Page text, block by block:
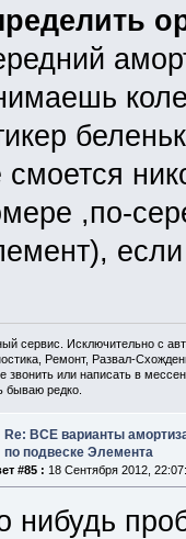
смоется
,по-
сервис. Исключительно с
Ремонт, Развал-
звонить или написать в
бываю редко.
Re: ВСЕ варианты
по подвеске Элемента
#85 : 18 Сентября 2012,
нибудь